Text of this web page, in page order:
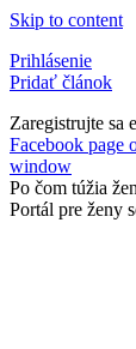
Skip to content
Prihlásenie
Pridať článok
Zaregistrujte sa
Facebook page
window
Po čom túžia
Portál pre ženy